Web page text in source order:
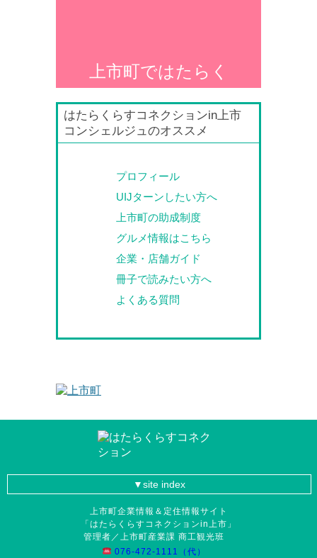
上市町ではたらく
はたらくらすコネクションin上市
コンシェルジュのオススメ
プロフィール
UIJターンしたい方へ
上市町の助成制度
グルメ情報はこちら
企業・店舗ガイド
冊子で読みたい方へ
よくある質問
site index
上市町企業情報＆定住情報サイト
「はたらくらすコネクションin上市」
管理者／上市町産業課 商工観光班
076-472-1111（代）